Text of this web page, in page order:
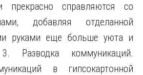
прекрасно справляются со
добавляя отделанной
руками еще больше уюта и
Разводка коммуникаций.
в гипсокартонной